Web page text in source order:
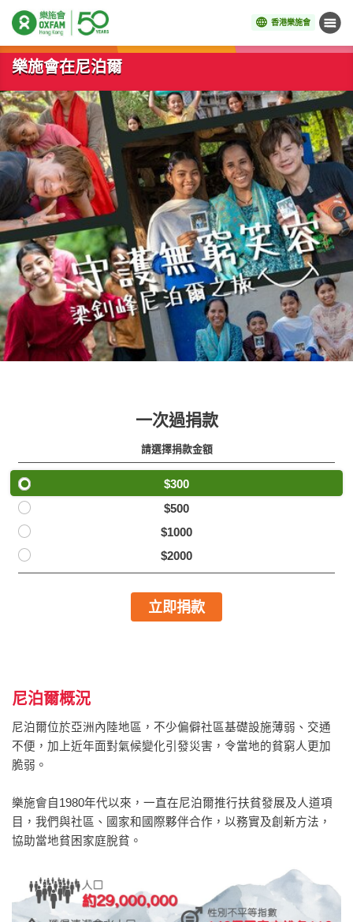
香港樂施會 目錄
開始主要內容
樂施會在尼泊爾
一次過捐款
請選擇捐款金額
$300
$500
$1000
$2000
立即捐款
尼泊爾概況
尼泊爾位於亞洲內陸地區，不少偏僻社區基礎設施薄弱、交通
不便，加上近年面對氣候變化引發災害，令當地的貧窮人更加
脆弱。
樂施會自1980年代以來，一直在尼泊爾推行扶貧發展及人道項
目，我們與社區、國家和國際夥伴合作，以務實及創新方法，
協助當地貧困家庭脫貧。